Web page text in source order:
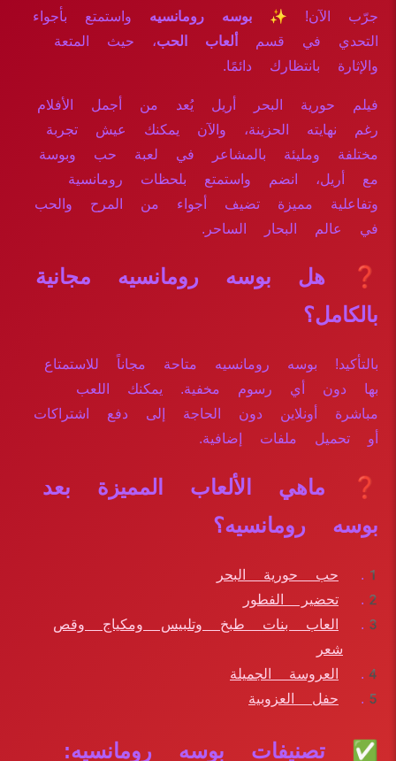
جرّب الآن! ✨ بوسه رومانسيه واستمتع بأجواء
التحدي في قسم
ألعاب الحب، حيث المتعة
والإثارة بانتظارك دائمًا.
فيلم حورية البحر أريل يُعد من أجمل الأفلام
رغم نهايته الحزينة، والآن يمكنك عيش تجربة
مختلفة ومليئة بالمشاعر في لعبة حب وبوسة
مع أريل، انضم واستمتع بلحظات رومانسية
وتفاعلية مميزة تضيف أجواء من المرح والحب
في عالم البحار الساحر.
❓ هل بوسه رومانسيه مجانية
بالكامل؟
بالتأكيد! بوسه رومانسيه متاحة مجاناً للاستمتاع
بها دون أي رسوم مخفية. يمكنك اللعب
مباشرة أونلاين دون الحاجة إلى دفع اشتراكات
أو تحميل ملفات إضافية.
❓ ماهي الألعاب المميزة بعد
بوسه رومانسيه؟
حب حورية البحر
تحضير الفطور
العاب بنات طبخ وتلبيس ومكياج وقص
شعر
العروسة الجميلة
حفل العزوبية
✅ تصنيفات بوسه رومانسيه: